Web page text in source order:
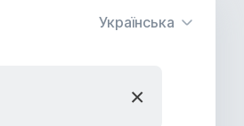
Українська
×